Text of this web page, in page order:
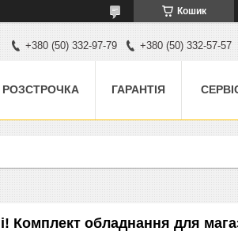
Кошик
+380 (50) 332-97-79 +380 (50) 332-57-57
РОЗСТРОЧКА ГАРАНТІЯ
Комплект обладнання для